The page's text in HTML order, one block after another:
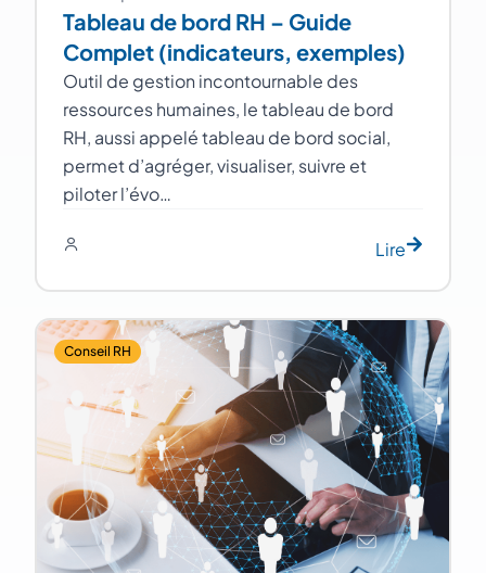
Tableau de bord RH – Guide
Complet (indicateurs, exemples)
Outil de gestion incontournable des
ressources humaines, le tableau de bord
RH, aussi appelé tableau de bord social,
permet d’agréger, visualiser, suivre et
piloter l’évo…
Lire
Conseil RH